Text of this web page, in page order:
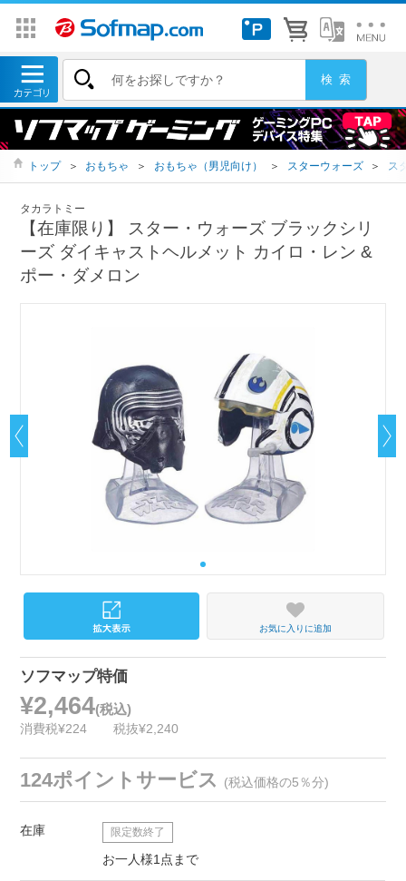
トップ ＞ おもちゃ ＞ おもちゃ（男児向け） ＞ スターウォーズ ＞ ス
タカラトミー
【在庫限り】 スター・ウォーズ ブラックシリ
ーズ ダイキャストヘルメット カイロ・レン &
ポー・ダメロン
お気に入りに追加
ソフマップ特価
¥2,464(税込)
消費税¥224 税抜¥2,240
124ポイントサービス (税込価格の5％分)
在庫 限定数終了
お一人様1点まで